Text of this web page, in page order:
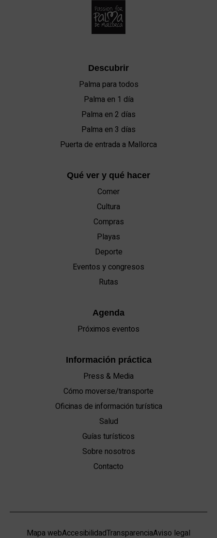
Descubrir
Palma para todos
Palma en 1 día
Palma en 2 días
Palma en 3 días
Puerta de entrada a Mallorca
Qué ver y qué hacer
Comer
Cultura
Compras
Playas
Deporte
Eventos y congresos
Rutas
Agenda
Próximos eventos
Información práctica
Press & Media
Cómo moverse/transporte
Oficinas de información turística
Salud
Guías turísticos
Sobre nosotros
Contacto
Mapa webAccesibilidadTransparenciaAviso legal